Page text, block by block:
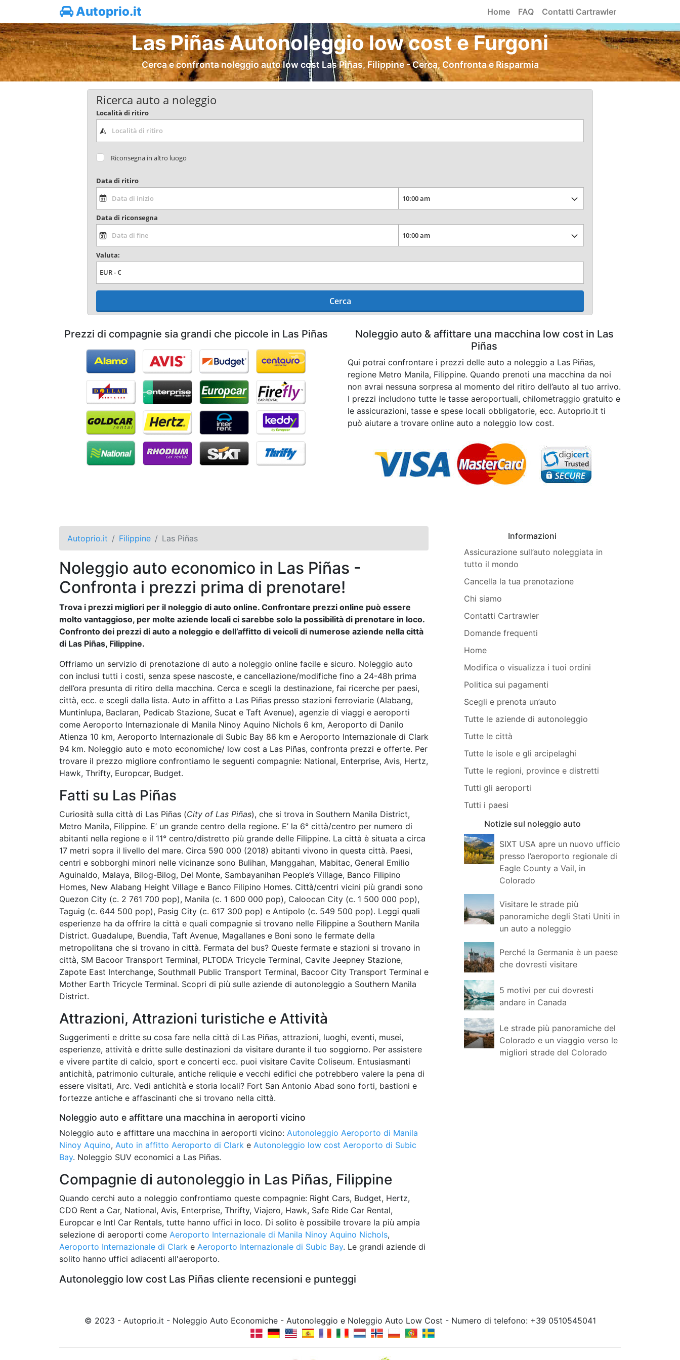
Autoprio.it Home FAQ Contatti Cartrawler
Las Piñas Autonoleggio low cost e Furgoni
Cerca e confronta noleggio auto low cost Las Piñas, Filippine - Cerca, Confronta e Risparmia
Ricerca auto a noleggio
Località di ritiro
Riconsegna in altro luogo
Data di ritiro
Data di riconsegna
Valuta:
Cerca
Prezzi di compagnie sia grandi che piccole in Las Piñas
Noleggio auto & affittare una macchina low cost in Las
Piñas
Qui potrai confrontare i prezzi delle auto a noleggio a Las Piñas,
regione Metro Manila, Filippine. Quando prenoti una macchina da noi
non avrai nessuna sorpresa al momento del ritiro dell’auto al tuo arrivo.
I prezzi includono tutte le tasse aeroportuali, chilometraggio gratuito e
le assicurazioni, tasse e spese locali obbligatorie, ecc. Autoprio.it ti
può aiutare a trovare online auto a noleggio low cost.
Autoprio.it Filippine Las Piñas
Noleggio auto economico in Las Piñas -
Confronta i prezzi prima di prenotare!
Trova i prezzi migliori per il noleggio di auto online. Confrontare prezzi online può essere
molto vantaggioso, per molte aziende locali ci sarebbe solo la possibilità di prenotare in loco.
Confronto dei prezzi di auto a noleggio e dell’affitto di veicoli di numerose aziende nella città
di Las Piñas, Filippine.
Offriamo un servizio di prenotazione di auto a noleggio online facile e sicuro. Noleggio auto
con inclusi tutti i costi, senza spese nascoste, e cancellazione/modifiche fino a 24-48h prima
dell’ora presunta di ritiro della macchina. Cerca e scegli la destinazione, fai ricerche per paesi,
città, ecc. e scegli dalla lista. Auto in affitto a Las Piñas presso stazioni ferroviarie (Alabang,
Muntinlupa, Baclaran, Pedicab Stazione, Sucat e Taft Avenue), agenzie di viaggi e aeroporti
come Aeroporto Internazionale di Manila Ninoy Aquino Nichols 6 km, Aeroporto di Danilo
Atienza 10 km, Aeroporto Internazionale di Subic Bay 86 km e Aeroporto Internazionale di Clark
94 km. Noleggio auto e moto economiche/ low cost a Las Piñas, confronta prezzi e offerte. Per
trovare il prezzo migliore confrontiamo le seguenti compagnie: National, Enterprise, Avis, Hertz,
Hawk, Thrifty, Europcar, Budget.
Fatti su Las Piñas
Curiosità sulla città di Las Piñas (City of Las Piñas), che si trova in Southern Manila District,
Metro Manila, Filippine. E’ un grande centro della regione. E’ la 6° città/centro per numero di
abitanti nella regione e il 11° centro/distretto più grande delle Filippine. La città è situata a circa
17 metri sopra il livello del mare. Circa 590 000 (2018) abitanti vivono in questa città. Paesi,
centri e sobborghi minori nelle vicinanze sono Bulihan, Manggahan, Mabitac, General Emilio
Aguinaldo, Malaya, Bilog-Bilog, Del Monte, Sambayanihan People’s Village, Banco Filipino
Homes, New Alabang Height Village e Banco Filipino Homes. Città/centri vicini più grandi sono
Quezon City (c. 2 761 700 pop), Manila (c. 1 600 000 pop), Caloocan City (c. 1 500 000 pop),
Taguig (c. 644 500 pop), Pasig City (c. 617 300 pop) e Antipolo (c. 549 500 pop). Leggi quali
esperienze ha da offrire la città e quali compagnie si trovano nelle Filippine a Southern Manila
District. Guadalupe, Buendia, Taft Avenue, Magallanes e Boni sono le fermate della
metropolitana che si trovano in città. Fermata del bus? Queste fermate e stazioni si trovano in
città, SM Bacoor Transport Terminal, PLTODA Tricycle Terminal, Cavite Jeepney Stazione,
Zapote East Interchange, Southmall Public Transport Terminal, Bacoor City Transport Terminal e
Mother Earth Tricycle Terminal. Scopri di più sulle aziende di autonoleggio a Southern Manila
District.
Attrazioni, Attrazioni turistiche e Attività
Suggerimenti e dritte su cosa fare nella città di Las Piñas, attrazioni, luoghi, eventi, musei,
esperienze, attività e dritte sulle destinazioni da visitare durante il tuo soggiorno. Per assistere
e vivere partite di calcio, sport e concerti ecc. puoi visitare Cavite Coliseum. Entusiasmanti
antichità, patrimonio culturale, antiche reliquie e vecchi edifici che potrebbero valere la pena di
essere visitati, Arc. Vedi antichità e storia locali? Fort San Antonio Abad sono forti, bastioni e
fortezze antiche e affascinanti che si trovano nella città.
Noleggio auto e affittare una macchina in aeroporti vicino
Noleggio auto e affittare una macchina in aeroporti vicino: Autonoleggio Aeroporto di Manila
Ninoy Aquino, Auto in affitto Aeroporto di Clark e Autonoleggio low cost Aeroporto di Subic
Bay. Noleggio SUV economici a Las Piñas.
Compagnie di autonoleggio in Las Piñas, Filippine
Quando cerchi auto a noleggio confrontiamo queste compagnie: Right Cars, Budget, Hertz,
CDO Rent a Car, National, Avis, Enterprise, Thrifty, Viajero, Hawk, Safe Ride Car Rental,
Europcar e Intl Car Rentals, tutte hanno uffici in loco. Di solito è possibile trovare la più ampia
selezione di aeroporti come Aeroporto Internazionale di Manila Ninoy Aquino Nichols,
Aeroporto Internazionale di Clark e Aeroporto Internazionale di Subic Bay. Le grandi aziende di
solito hanno uffici adiacenti all'aeroporto.
Autonoleggio low cost Las Piñas cliente recensioni e punteggi
Informazioni
Assicurazione sull’auto noleggiata in
tutto il mondo
Cancella la tua prenotazione
Chi siamo
Contatti Cartrawler
Domande frequenti
Home
Modifica o visualizza i tuoi ordini
Politica sui pagamenti
Scegli e prenota un’auto
Tutte le aziende di autonoleggio
Tutte le città
Tutte le isole e gli arcipelaghi
Tutte le regioni, province e distretti
Tutti gli aeroporti
Tutti i paesi
Notizie sul noleggio auto
SIXT USA apre un nuovo ufficio
presso l’aeroporto regionale di
Eagle County a Vail, in
Colorado
Visitare le strade più
panoramiche degli Stati Uniti in
un auto a noleggio
Perché la Germania è un paese
che dovresti visitare
5 motivi per cui dovresti
andare in Canada
Le strade più panoramiche del
Colorado e un viaggio verso le
migliori strade del Colorado
© 2023 - Autoprio.it - Noleggio Auto Economiche - Autonoleggio e Noleggio Auto Low Cost - Numero di telefono: +39 0510545041